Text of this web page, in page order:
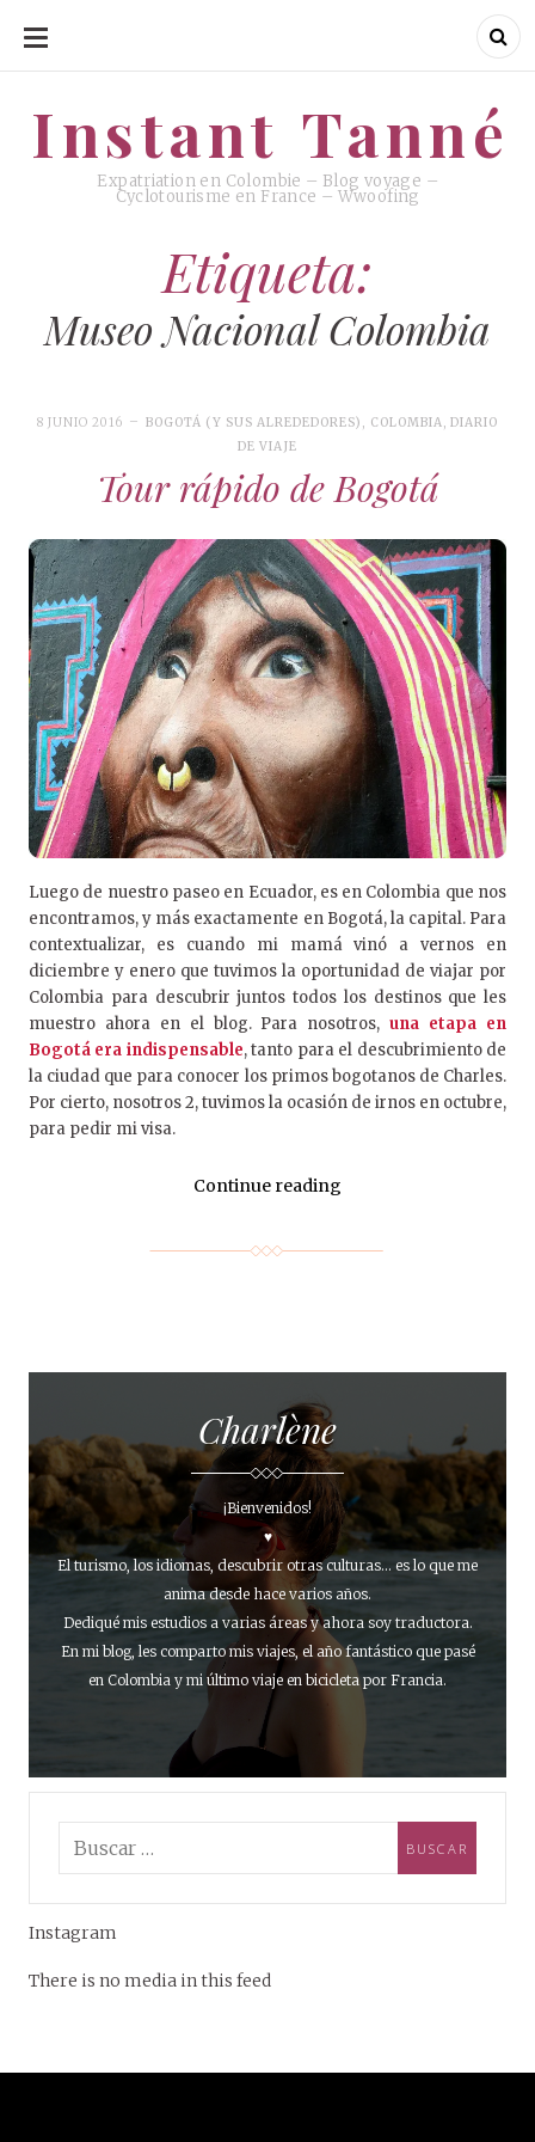
SKIP
CONTENT
Instant Tanné
Expatriation en Colombie – Blog voyage –
Cyclotourisme en France – Wwoofing
Instant Tanné
Etiqueta:
Museo Nacional Colombia
8 JUNIO 2016 BOGOTÁ (Y SUS ALREDEDORES) , COLOMBIA, DIARIO
DE VIAJE
Tour rápido de Bogotá
Luego de nuestro paseo en Ecuador, es en Colombia que nos
encontramos, y más exactamente en Bogotá, la capital. Para
contextualizar, es cuando mi mamá vinó a vernos en
diciembre y enero que tuvimos la oportunidad de viajar por
Colombia para descubrir juntos todos los destinos que les
muestro ahora en el blog. Para nosotros,una etapa en
Bogotá era indispensable, tanto para el descubrimiento de
la ciudad que para conocer los primos bogotanos de Charles.
Por cierto, nosotros 2, tuvimos la ocasión de irnos en octubre,
para pedir mi visa.
Continue reading
Charlène
¡Bienvenidos!
♥
El turismo, los idiomas, descubrir otras culturas... es lo que me
anima desde hace varios años.
Dediqué mis estudios a varias áreas y ahora soy traductora.
En mi blog, les comparto mis viajes, el año fantástico que pasé
en Colombia y mi último viaje en bicicleta por Francia.
Instagram
There is no media in this feed